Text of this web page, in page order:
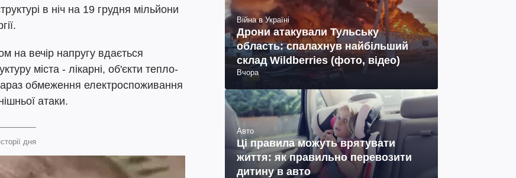
в ніч на 19 грудня мільйони
на вечір напругу вдається
міста - лікарні, об'єкти тепло-
обмеження електроспоживання
атаки.
дня
Війна в Україні
Дрони атакували Тульську
область: спалахнув найбільший
склад Wildberries (фото, відео)
Вчора
Авто
Ці правила можуть врятувати
життя: як правильно перевозити
дитину в авто